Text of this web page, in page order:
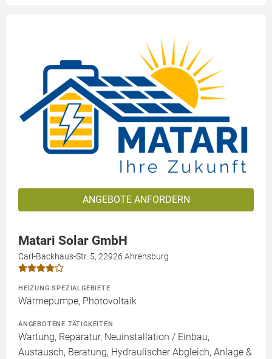
ANGEBOTE ANFORDERN
Matari Solar GmbH
Carl-Backhaus-Str. 5, 22926 Ahrensburg
HEIZUNG SPEZIALGEBIETE
Wärmepumpe, Photovoltaik
ANGEBOTENE TÄTIGKEITEN
Wartung, Reparatur, Neuinstallation / Einbau,
Austausch, Beratung, Hydraulischer Abgleich, Anlage &